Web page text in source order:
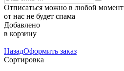
Отписаться можно в любой момент
от нас не будет спама
Добавлено
в корзину
НазадОформить заказ
Сортировка